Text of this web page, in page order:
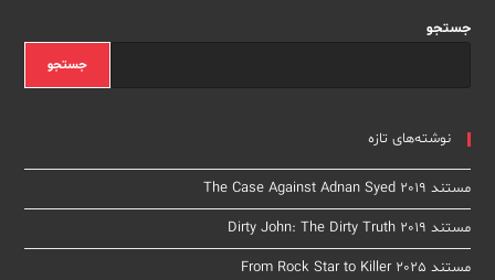
جستجو
جستجو
نوشته‌های تازه
مستند The Case Against Adnan Syed 2019
مستند Dirty John: The Dirty Truth 2019
مستند From Rock Star to Killer 2025